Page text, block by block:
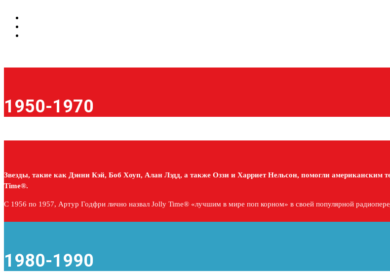
1950-1970
Звезды, такие как Дэнни Кэй, Боб Хоуп, Алан Лэдд, а также Оззи и Харриет Нельсон, помогли американским
Time®.
С 1956 по 1957, Артур Годфри лично назвал Jolly Time® «лучшим в мире поп корном» в своей популярной
1980-1990